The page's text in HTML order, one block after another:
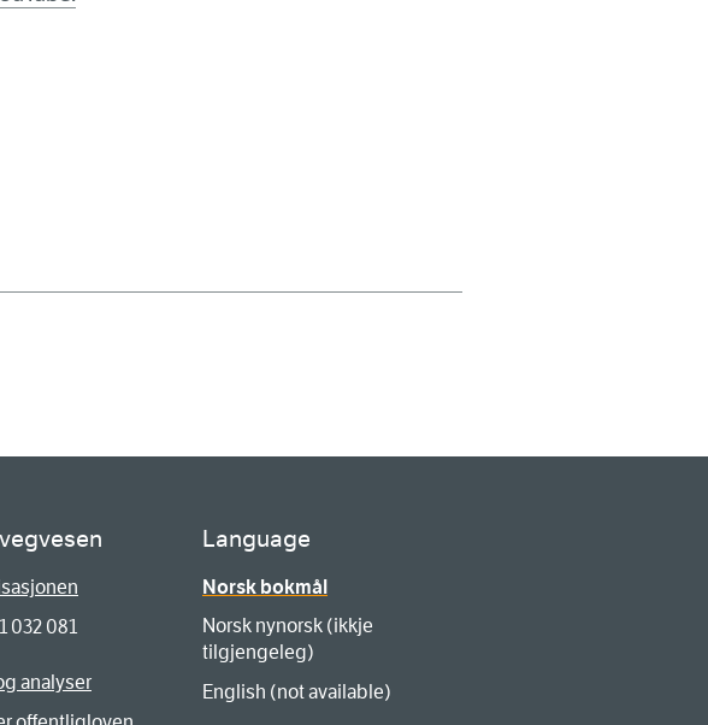
032 081
analyser
Language
Norsk bokmål
Norsk nynorsk (ikkje
tilgjengeleg)
English (not available)